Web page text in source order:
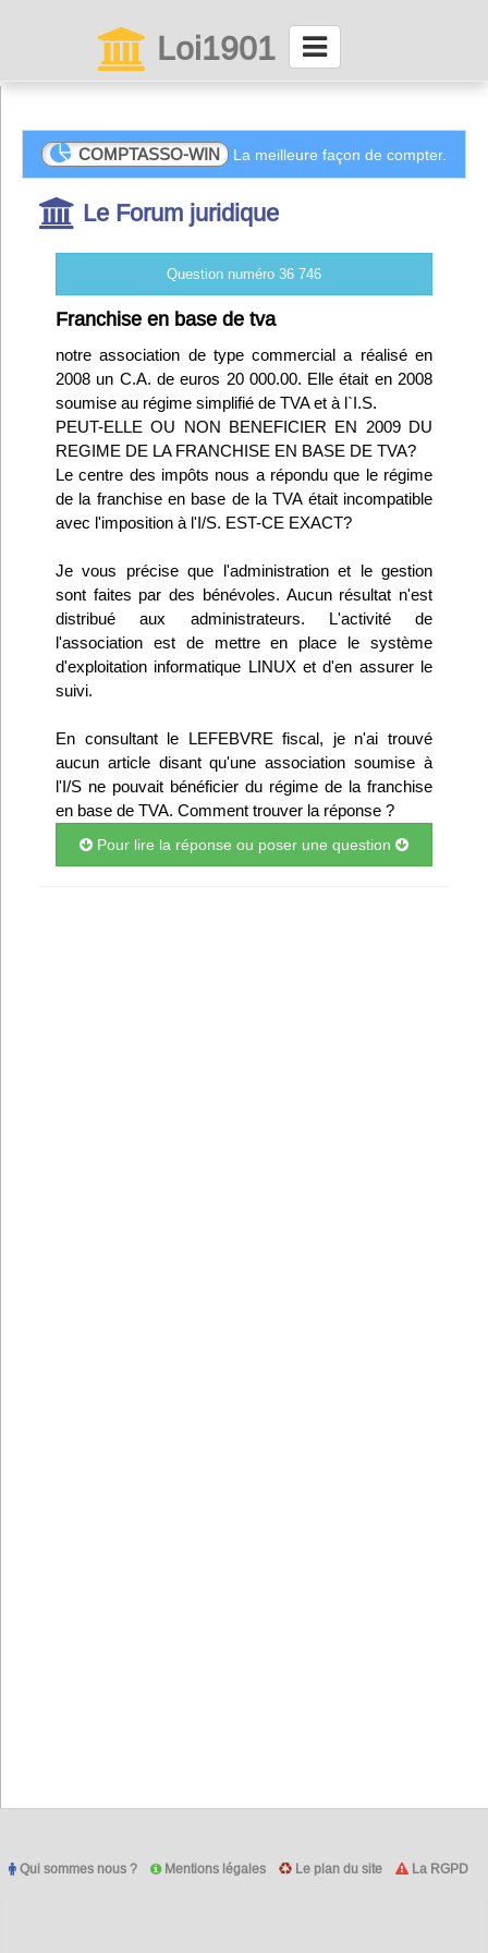
Loi1901
Connexion
Abonnez-vous à LettrAsso
Menu général
ServiceAsso
Partager
VieAsso
Infos
Divers
Abo Lettrasso
Désabo Lettrasso
Nous contacter
COMPTASSO-WIN La meilleure façon de compter.
Le Forum juridique
Question numéro 36 746
Franchise en base de tva
notre association de type commercial a réalisé en
2008 un C.A. de euros 20 000.00. Elle était en 2008
soumise au régime simplifié de TVA et à l`I.S.
PEUT-ELLE OU NON BENEFICIER EN 2009 DU
REGIME DE LA FRANCHISE EN BASE DE TVA?
Le centre des impôts nous a répondu que le régime
de la franchise en base de la TVA était incompatible
avec l'imposition à l'I/S. EST-CE EXACT?
Je vous précise que l'administration et le gestion
sont faites par des bénévoles. Aucun résultat n'est
distribué aux administrateurs. L'activité de
l'association est de mettre en place le système
d'exploitation informatique LINUX et d'en assurer le
suivi.
En consultant le LEFEBVRE fiscal, je n'ai trouvé
aucun article disant qu'une association soumise à
l'I/S ne pouvait bénéficier du régime de la franchise
en base de TVA. Comment trouver la réponse ?
Pour lire la réponse ou poser une question
Qui sommes nous ? Mentions légales Le plan du site La RGPD